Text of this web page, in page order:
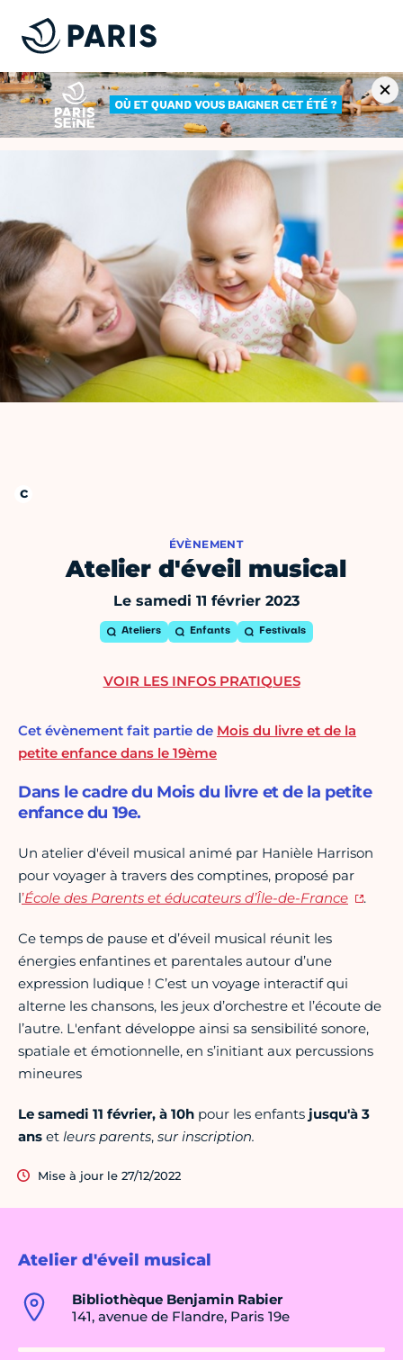
ÉVÈNEMENT
Atelier d'éveil musical
Le samedi 11 février 2023
Ateliers Enfants Festivals
Atelier d'éveil musical
Bibliothèque Benjamin Rabier
141, avenue de Flandre, Paris 19e
Cet évènement fait partie de Mois du livre et de la
petite enfance dans le 19ème
Dans le cadre du Mois du livre et de la petite
enfance du 19e.
Un atelier d'éveil musical animé par Hanièle Harrison
pour voyager à travers des comptines, proposé par
l’École des Parents et éducateurs d’Île-de-France .
Ce temps de pause et d’éveil musical réunit les
énergies enfantines et parentales autour d’une
expression ludique ! C’est un voyage interactif qui
alterne les chansons, les jeux d’orchestre et l’écoute de
l’autre. L'enfant développe ainsi sa sensibilité sonore,
spatiale et émotionnelle, en s’initiant aux percussions
mineures
Le samedi 11 février, à 10h pour les enfants jusqu'à 3
ans et leurs parents, sur inscription.
Mise à jour le 27/12/2022
VOIR LES INFOS PRATIQUES